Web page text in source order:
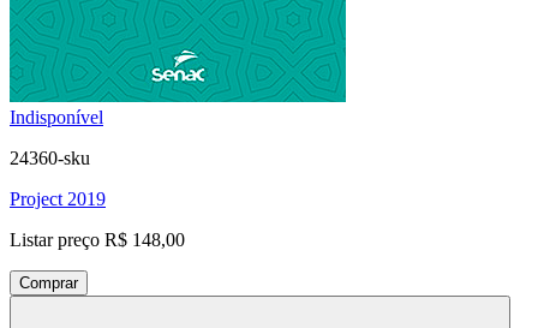
Indisponível
24360-sku
Project 2019
Listar preço R$ 148,00
Comprar